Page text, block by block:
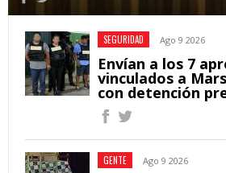
SEGURIDAD Ago 9 2026
Envían a los 7
vinculados a
con detención
GENTE Ago 9 2026